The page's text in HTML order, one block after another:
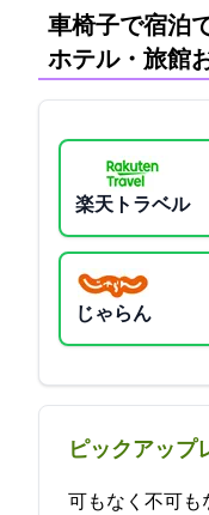
車椅子で宿泊
ホテル・旅館:
楽天トラベル
じゃらん
ピックアップ
可もなく不可